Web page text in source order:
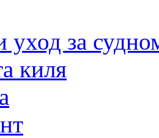
уход за
киля